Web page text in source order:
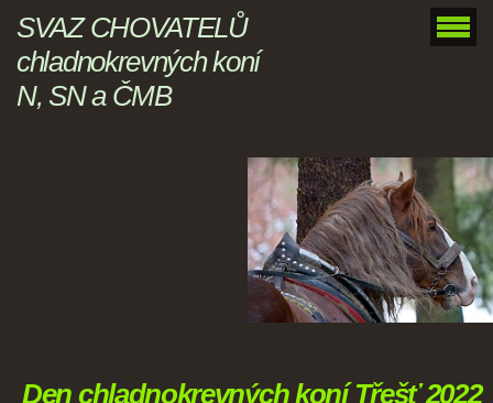
SVAZ CHOVATELŮ
chladnokrevných koní
N, SN a ČMB
Den chladnokrevných koní Třešť 2022